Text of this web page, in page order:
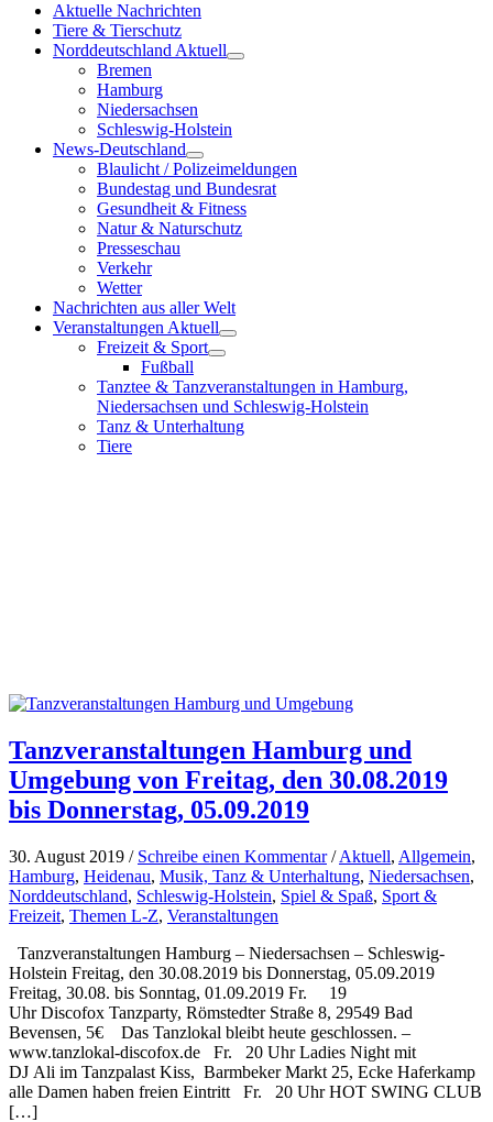
Aktuelle Nachrichten
Tiere & Tierschutz
Norddeutschland Aktuell
Bremen
Hamburg
Niedersachsen
Schleswig-Holstein
News-Deutschland
Blaulicht / Polizeimeldungen
Bundestag und Bundesrat
Gesundheit & Fitness
Natur & Naturschutz
Presseschau
Verkehr
Wetter
Nachrichten aus aller Welt
Veranstaltungen Aktuell
Freizeit & Sport
Fußball
Tanztee & Tanzveranstaltungen in Hamburg,
Niedersachsen und Schleswig-Holstein
Tanz & Unterhaltung
Tiere
Tanzveranstaltungen Hamburg und
Umgebung von Freitag, den 30.08.2019
bis Donnerstag, 05.09.2019
30. August 2019 / Schreibe einen Kommentar /Aktuell, Allgemein,
Hamburg, Heidenau, Musik, Tanz & Unterhaltung, Niedersachsen,
Norddeutschland, Schleswig-Holstein, Spiel & Spaß, Sport &
Freizeit, Themen L-Z, Veranstaltungen
Tanzveranstaltungen Hamburg – Niedersachsen – Schleswig-
Holstein Freitag, den 30.08.2019 bis Donnerstag, 05.09.2019
Freitag, 30.08. bis Sonntag, 01.09.2019 Fr. 19
Uhr Discofox Tanzparty, Römstedter Straße 8, 29549 Bad
Bevensen, 5€ Das Tanzlokal bleibt heute geschlossen. –
www.tanzlokal-discofox.de Fr. 20 Uhr Ladies Night mit
DJ Ali im Tanzpalast Kiss, Barmbeker Markt 25, Ecke Haferkamp
alle Damen haben freien Eintritt Fr. 20 Uhr HOT SWING CLUB
[…]